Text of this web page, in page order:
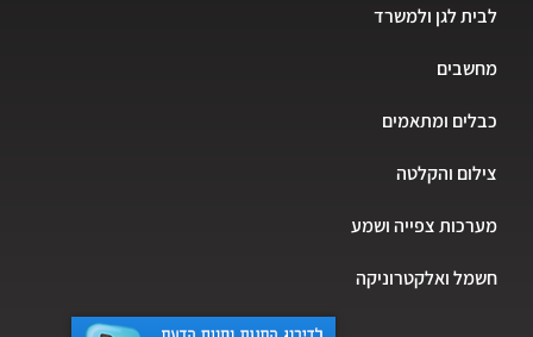
לבית לגן ולמשרד
מחשבים
כבלים ומתאמים
צילום והקלטה
מערכות צפייה ושמע
חשמל ואלקטרוניקה